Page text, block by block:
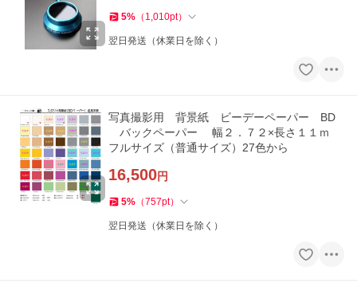
5% （ 1,010pt）
翌日発送（休業日を除く）
写真撮影用 背景紙 ビーデーペーパー BD
バックペーパー 幅２．７２×長さ１１ｍ
フルサイズ（普通サイズ）27色から
16,500円
5% （757pt）
翌日発送（休業日を除く）